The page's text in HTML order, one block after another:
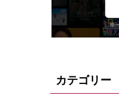
カテゴリー